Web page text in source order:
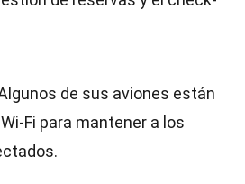
de sus aviones están
Fi para mantener a los